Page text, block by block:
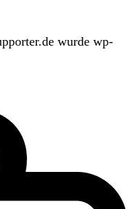
wurde wp-